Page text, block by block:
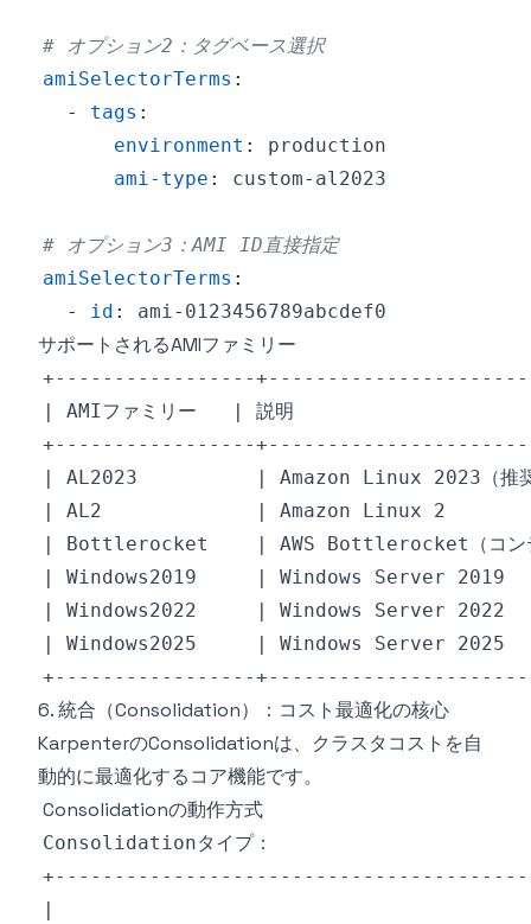
# オプション2：タグベース選択
amiSelectorTerms :
-
tags :
environment :
ami-type : custom-
# オプション3：AMI ID直接指定
amiSelectorTerms :
-
id : ami-
サポートされるAMIファミリー
6. 統合（Consolidation）：コスト最適化の核心
KarpenterのConsolidationは、クラスタコストを自
動的に最適化するコア機能です。
Consolidationの動作方式